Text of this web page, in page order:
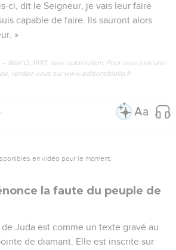
ci, dit le Seigneur, je vais leur faire
capable de faire. Ils sauront alors
»
Bibli’O, 1997, avec autorisation. Pour vous procurer
rendez-vous sur www.editionsbiblio.fr
en vidéo pour le moment.
la faute du peuple de
de Juda est comme un texte gravé au
de diamant. Elle est inscrite sur